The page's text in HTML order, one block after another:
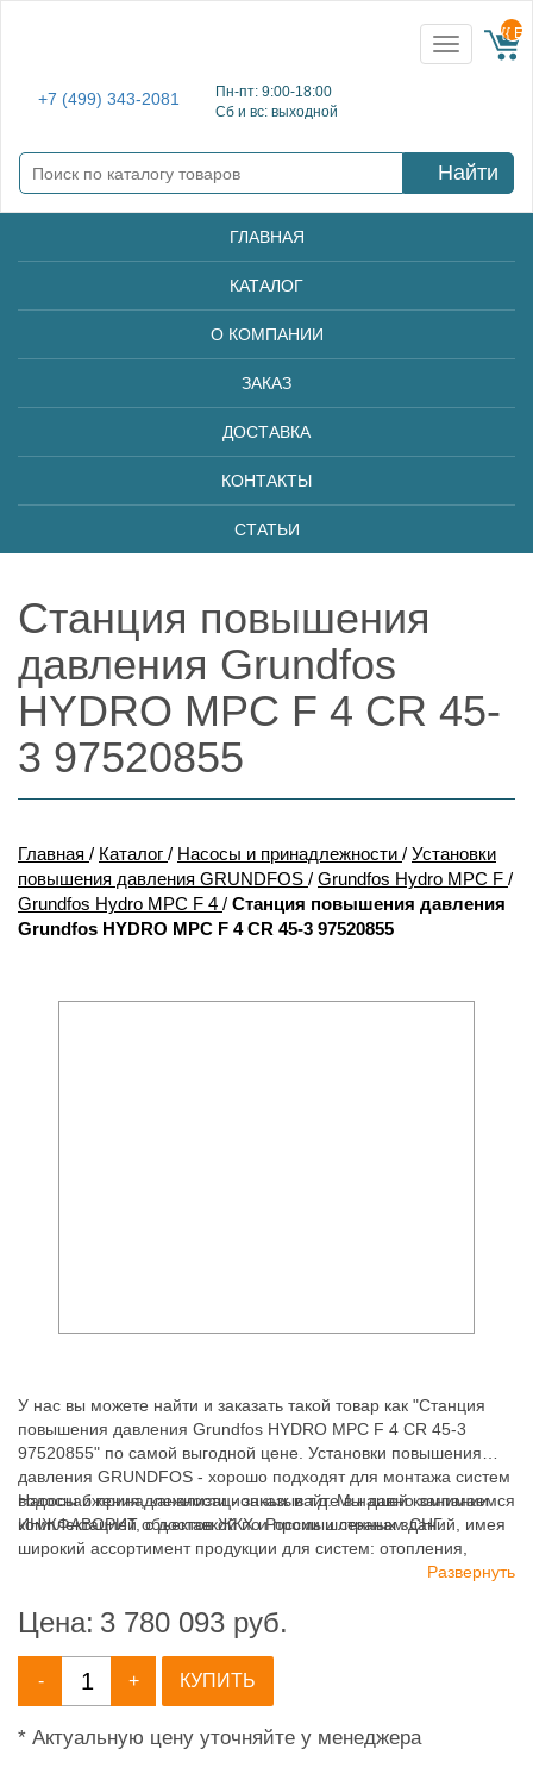
+7 (499) 343-2081
Пн-пт: 9:00-18:00
Сб и вс: выходной
Toggle
navigation
{{
Найти
ГЛАВНАЯ
КАТАЛОГ
О КОМПАНИИ
ЗАКАЗ
ДОСТАВКА
КОНТАКТЫ
СТАТЬИ
Станция повышения
давления Grundfos
HYDRO MPC F 4 CR 45-
3 97520855
Главная / Каталог / Насосы и принадлежности / Установки
повышения давления GRUNDFOS / Grundfos Hydro MPC F /
Grundfos Hydro MPC F 4 / Станция повышения давления
Grundfos HYDRO MPC F 4 CR 45-3 97520855
У нас вы можете найти и заказать такой товар как "Станция
повышения давления Grundfos HYDRO MPC F 4 CR 45-3
97520855" по самой выгодной цене. Установки повышения
давления GRUNDFOS - хорошо подходят для монтажа систем
водоснабжения, канализационных и т.д. Мы давно занимаемся
комплектацией объектов ЖКХ и промышленных зданий, имея
широкий ассортимент продукции для систем: отопления,
Насосы и принадлежности - заказывайте в нашей компании
ИНЖФАВОРИТ, с доставкой по России и странам СНГ.
Развернуть
Цена: 3 780 093 руб.
- + КУПИТЬ
* Актуальную цену уточняйте у менеджера